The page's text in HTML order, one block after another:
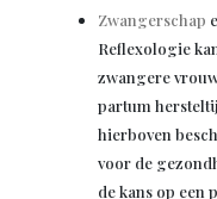
Zwangerschap
Reflexologie
zwangere
partum
hierboven
voor de
de kans op een